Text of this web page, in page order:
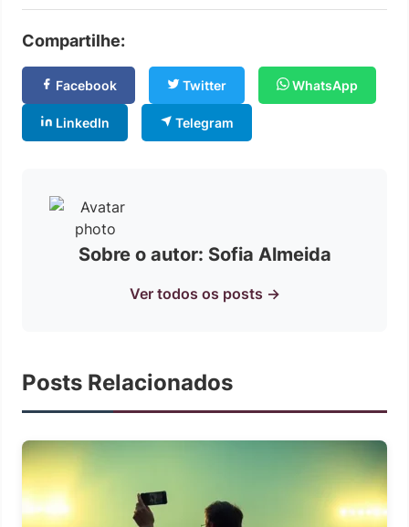
Compartilhe:
Facebook Twitter WhatsApp
LinkedIn Telegram
Sobre o autor: Sofia Almeida
Ver todos os posts →
Posts Relacionados